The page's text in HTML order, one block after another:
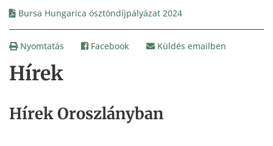
Hírek
Hírek Oroszlányban
Bursa Hungarica ösztöndíjpályázat 2024
Nyomtatás Facebook Küldés emailben